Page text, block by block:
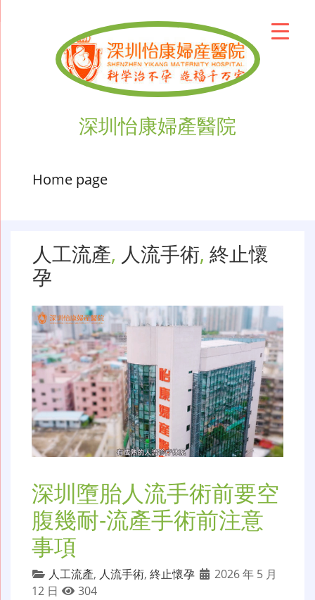
深圳怡康婦產醫院
Home page
人工流產, 人流手術, 終止懷
孕
深圳墮胎人流手術前要空
腹幾耐-流產手術前注意
事項
人工流產, 人流手術, 終止懷孕
2026 年 5 月
12 日
304